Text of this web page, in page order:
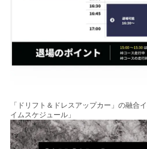
「ドリフト＆ドレスアップカー」の融合
イムスケジュール」